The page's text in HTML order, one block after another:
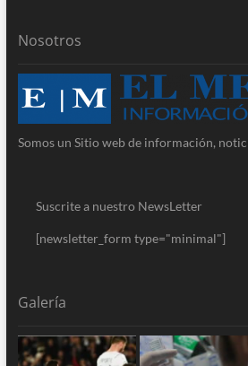
Nosotros
Somos un Sitio web de información,
Suscrite a nuestro NewsLetter
[newsletter_form type="minimal"]
Galería